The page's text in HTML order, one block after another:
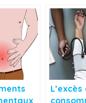
es en
essor
L’excès